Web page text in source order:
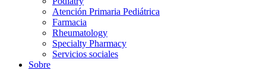
Atención Primaria Pediátrica
Farmacia
Rheumatology
Specialty Pharmacy
Servicios sociales
Sobre